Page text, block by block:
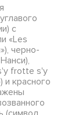
с
«Les
черно-
frotte s'y
и красного